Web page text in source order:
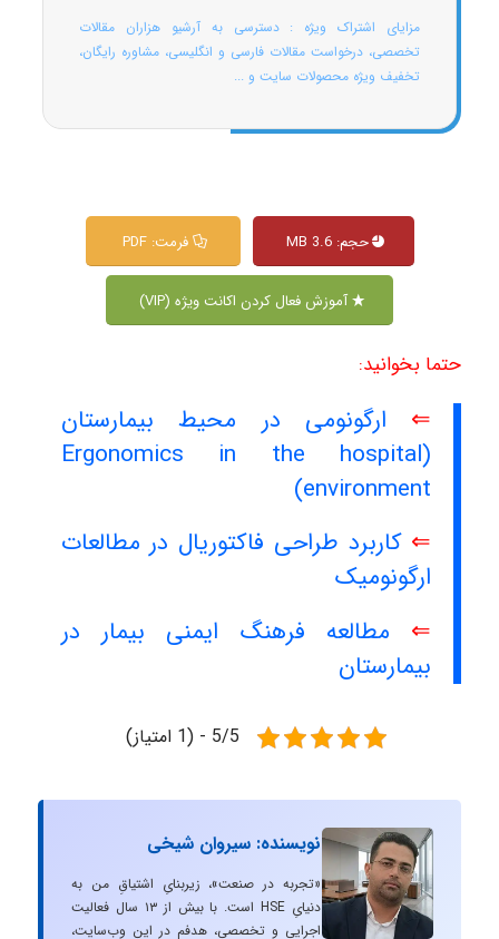
مزایای اشتراک ویژه : دسترسی به آرشیو هزاران مقالات
تخصصی، درخواست مقالات فارسی و انگلیسی، مشاوره رایگان،
تخفیف ویژه محصولات سایت و ...
حجم: 3.6 MB فرمت: PDF
آموزش فعال کردن اکانت ویژه (VIP)
حتما بخوانید:
⇐ ارگونومی در محیط بیمارستان
(Ergonomics in the hospital
environment)
⇐کاربرد طراحی فاکتوریال در مطالعات
ارگونومیک
⇐ مطالعه فرهنگ ایمنی بیمار در
بیمارستان‌
5/5 - (1 امتیاز)
نویسنده: سیروان شیخی
«تجربه در صنعت»، زیربنایِ اشتیاقِ من به
دنیایِ HSE است. با بیش از ۱۳ سال فعالیت
اجرایی و تخصصی، هدفم در این وب‌سایت،